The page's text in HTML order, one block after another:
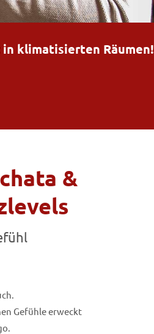
klimatisierten Räumen!
&
Gefühle erweckt